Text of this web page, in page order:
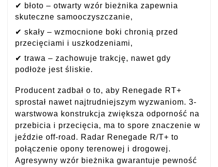
✔ błoto – otwarty wzór bieżnika zapewnia
skuteczne samooczyszczanie,
✔ skały – wzmocnione boki chronią przed
przecięciami i uszkodzeniami,
✔ trawa – zachowuje trakcję, nawet gdy
podłoże jest śliskie.
Producent zadbał o to, aby Renegade RT+
sprostał nawet najtrudniejszym wyzwaniom. 3-
warstwowa konstrukcja zwiększa odporność na
przebicia i przecięcia, ma to spore znaczenie w
jeździe off-road. Radar Renegade R/T+ to
połączenie opony terenowej i drogowej.
Agresywny wzór bieżnika gwarantuje pewność